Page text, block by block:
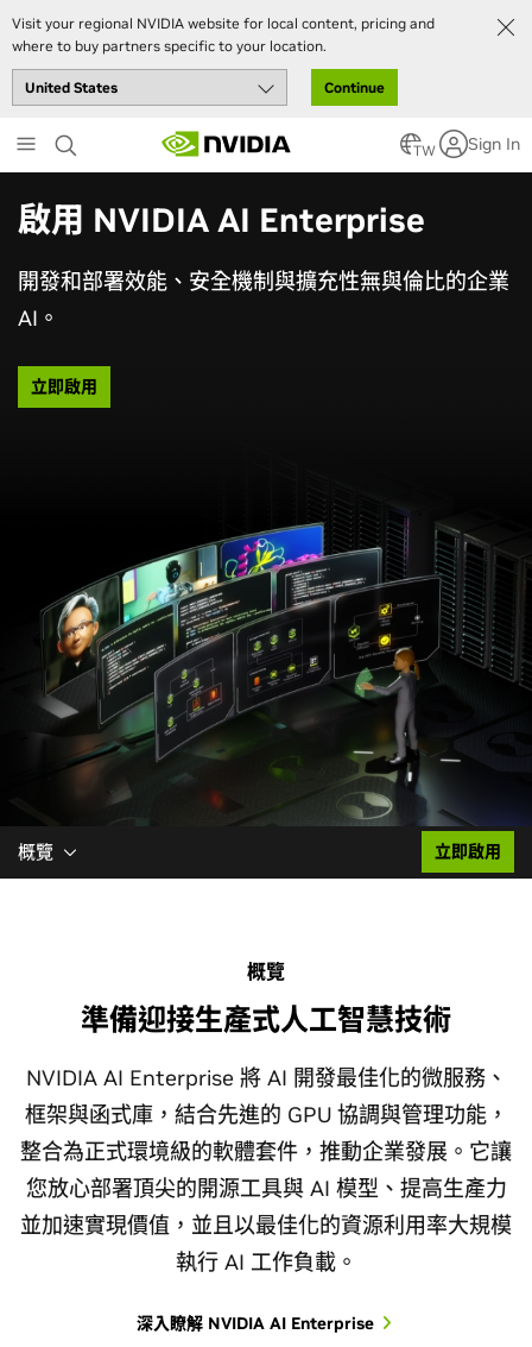
Visit your regional NVIDIA website for local content, pricing and
where to buy partners specific to your location.
Continue
to
main
content
TW Sign In
啟用 NVIDIA AI Enterprise
開發和部署效能、安全機制與擴充性無與倫比的企業
AI。
立即啟用
概覽 立即啟用
概覽
準備迎接生產式人工智慧技術
NVIDIA AI Enterprise 將 AI 開發最佳化的微服務、
框架與函式庫，結合先進的 GPU 協調與管理功能，
整合為正式環境級的軟體套件，推動企業發展。它讓
您放心部署頂尖的開源工具與 AI 模型、提高生產力
並加速實現價值，並且以最佳化的資源利用率大規模
執行 AI 工作負載。
深入瞭解 NVIDIA AI Enterprise